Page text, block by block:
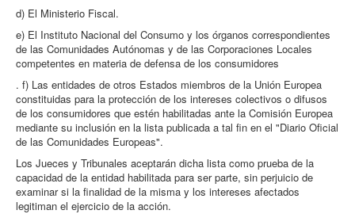
d) El Ministerio Fiscal.
e) El Instituto Nacional del Consumo y los órganos correspondientes
de las Comunidades Autónomas y de las Corporaciones Locales
competentes en materia de defensa de los consumidores
. f) Las entidades de otros Estados miembros de la Unión Europea
constituidas para la protección de los intereses colectivos o difusos
de los consumidores que estén habilitadas ante la Comisión Europea
mediante su inclusión en la lista publicada a tal fin en el "Diario Oficial
de las Comunidades Europeas".
Los Jueces y Tribunales aceptarán dicha lista como prueba de la
capacidad de la entidad habilitada para ser parte, sin perjuicio de
examinar si la finalidad de la misma y los intereses afectados
legitiman el ejercicio de la acción.